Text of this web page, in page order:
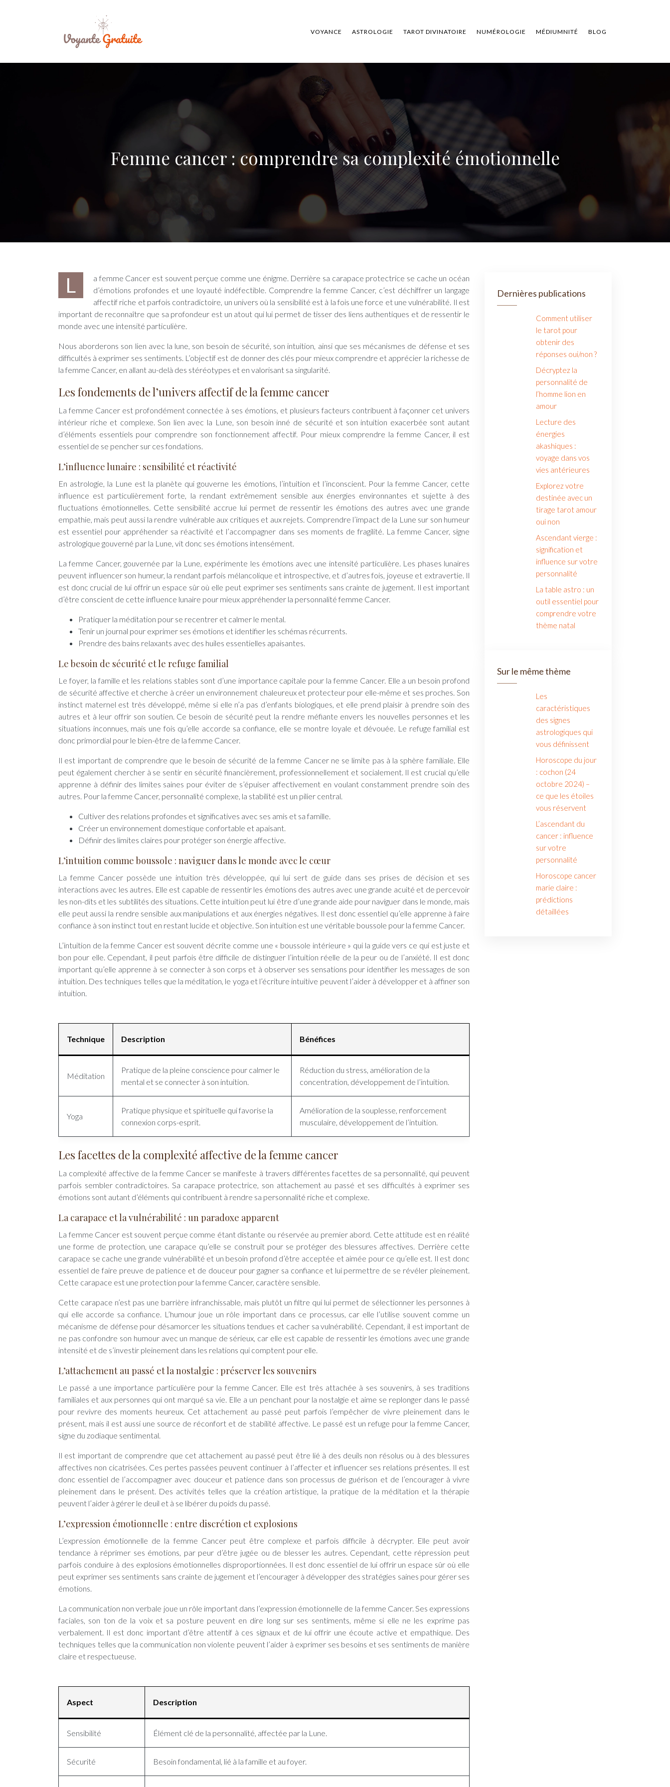
VOYANCE ASTROLOGIE TAROT DIVINATOIRE NUMÉROLOGIE MÉDIUMNITÉ BLOG
Femme cancer : comprendre sa complexité émotionnelle
La femme Cancer est souvent perçue comme une énigme. Derrière sa carapace protectrice se cache un océan
d’émotions profondes et une loyauté indéfectible. Comprendre la femme Cancer, c’est déchiffrer un langage
affectif riche et parfois contradictoire, un univers où la sensibilité est à la fois une force et une vulnérabilité. Il est
important de reconnaître que sa profondeur est un atout qui lui permet de tisser des liens authentiques et de ressentir le
monde avec une intensité particulière.
Nous aborderons son lien avec la lune, son besoin de sécurité, son intuition, ainsi que ses mécanismes de défense et ses
difficultés à exprimer ses sentiments. L’objectif est de donner des clés pour mieux comprendre et apprécier la richesse de
la femme Cancer, en allant au-delà des stéréotypes et en valorisant sa singularité.
Les fondements de l’univers affectif de la femme cancer
La femme Cancer est profondément connectée à ses émotions, et plusieurs facteurs contribuent à façonner cet univers
intérieur riche et complexe. Son lien avec la Lune, son besoin inné de sécurité et son intuition exacerbée sont autant
d’éléments essentiels pour comprendre son fonctionnement affectif. Pour mieux comprendre la femme Cancer, il est
essentiel de se pencher sur ces fondations.
L’influence lunaire : sensibilité et réactivité
En astrologie, la Lune est la planète qui gouverne les émotions, l’intuition et l’inconscient. Pour la femme Cancer, cette
influence est particulièrement forte, la rendant extrêmement sensible aux énergies environnantes et sujette à des
fluctuations émotionnelles. Cette sensibilité accrue lui permet de ressentir les émotions des autres avec une grande
empathie, mais peut aussi la rendre vulnérable aux critiques et aux rejets. Comprendre l’impact de la Lune sur son humeur
est essentiel pour appréhender sa réactivité et l’accompagner dans ses moments de fragilité. La femme Cancer, signe
astrologique gouverné par la Lune, vit donc ses émotions intensément.
La femme Cancer, gouvernée par la Lune, expérimente les émotions avec une intensité particulière. Les phases lunaires
peuvent influencer son humeur, la rendant parfois mélancolique et introspective, et d’autres fois, joyeuse et extravertie. Il
est donc crucial de lui offrir un espace sûr où elle peut exprimer ses sentiments sans crainte de jugement. Il est important
d’être conscient de cette influence lunaire pour mieux appréhender la personnalité femme Cancer.
Pratiquer la méditation pour se recentrer et calmer le mental.
Tenir un journal pour exprimer ses émotions et identifier les schémas récurrents.
Prendre des bains relaxants avec des huiles essentielles apaisantes.
Le besoin de sécurité et le refuge familial
Le foyer, la famille et les relations stables sont d’une importance capitale pour la femme Cancer. Elle a un besoin profond
de sécurité affective et cherche à créer un environnement chaleureux et protecteur pour elle-même et ses proches. Son
instinct maternel est très développé, même si elle n’a pas d’enfants biologiques, et elle prend plaisir à prendre soin des
autres et à leur offrir son soutien. Ce besoin de sécurité peut la rendre méfiante envers les nouvelles personnes et les
situations inconnues, mais une fois qu’elle accorde sa confiance, elle se montre loyale et dévouée. Le refuge familial est
donc primordial pour le bien-être de la femme Cancer.
Il est important de comprendre que le besoin de sécurité de la femme Cancer ne se limite pas à la sphère familiale. Elle
peut également chercher à se sentir en sécurité financièrement, professionnellement et socialement. Il est crucial qu’elle
apprenne à définir des limites saines pour éviter de s’épuiser affectivement en voulant constamment prendre soin des
autres. Pour la femme Cancer, personnalité complexe, la stabilité est un pilier central.
Cultiver des relations profondes et significatives avec ses amis et sa famille.
Créer un environnement domestique confortable et apaisant.
Définir des limites claires pour protéger son énergie affective.
L’intuition comme boussole : naviguer dans le monde avec le cœur
La femme Cancer possède une intuition très développée, qui lui sert de guide dans ses prises de décision et ses
interactions avec les autres. Elle est capable de ressentir les émotions des autres avec une grande acuité et de percevoir
les non-dits et les subtilités des situations. Cette intuition peut lui être d’une grande aide pour naviguer dans le monde, mais
elle peut aussi la rendre sensible aux manipulations et aux énergies négatives. Il est donc essentiel qu’elle apprenne à faire
confiance à son instinct tout en restant lucide et objective. Son intuition est une véritable boussole pour la femme Cancer.
L’intuition de la femme Cancer est souvent décrite comme une « boussole intérieure » qui la guide vers ce qui est juste et
bon pour elle. Cependant, il peut parfois être difficile de distinguer l’intuition réelle de la peur ou de l’anxiété. Il est donc
important qu’elle apprenne à se connecter à son corps et à observer ses sensations pour identifier les messages de son
intuition. Des techniques telles que la méditation, le yoga et l’écriture intuitive peuvent l’aider à développer et à affiner son
intuition.
Technique Description Bénéfices
Méditation
Pratique de la pleine conscience pour calmer le
mental et se connecter à son intuition.
Réduction du stress, amélioration de la
concentration, développement de l’intuition.
Yoga
Pratique physique et spirituelle qui favorise la
connexion corps-esprit.
Amélioration de la souplesse, renforcement
musculaire, développement de l’intuition.
Les facettes de la complexité affective de la femme cancer
La complexité affective de la femme Cancer se manifeste à travers différentes facettes de sa personnalité, qui peuvent
parfois sembler contradictoires. Sa carapace protectrice, son attachement au passé et ses difficultés à exprimer ses
émotions sont autant d’éléments qui contribuent à rendre sa personnalité riche et complexe.
La carapace et la vulnérabilité : un paradoxe apparent
La femme Cancer est souvent perçue comme étant distante ou réservée au premier abord. Cette attitude est en réalité
une forme de protection, une carapace qu’elle se construit pour se protéger des blessures affectives. Derrière cette
carapace se cache une grande vulnérabilité et un besoin profond d’être acceptée et aimée pour ce qu’elle est. Il est donc
essentiel de faire preuve de patience et de douceur pour gagner sa confiance et lui permettre de se révéler pleinement.
Cette carapace est une protection pour la femme Cancer, caractère sensible.
Cette carapace n’est pas une barrière infranchissable, mais plutôt un filtre qui lui permet de sélectionner les personnes à
qui elle accorde sa confiance. L’humour joue un rôle important dans ce processus, car elle l’utilise souvent comme un
mécanisme de défense pour désamorcer les situations tendues et cacher sa vulnérabilité. Cependant, il est important de
ne pas confondre son humour avec un manque de sérieux, car elle est capable de ressentir les émotions avec une grande
intensité et de s’investir pleinement dans les relations qui comptent pour elle.
L’attachement au passé et la nostalgie : préserver les souvenirs
Le passé a une importance particulière pour la femme Cancer. Elle est très attachée à ses souvenirs, à ses traditions
familiales et aux personnes qui ont marqué sa vie. Elle a un penchant pour la nostalgie et aime se replonger dans le passé
pour revivre des moments heureux. Cet attachement au passé peut parfois l’empêcher de vivre pleinement dans le
présent, mais il est aussi une source de réconfort et de stabilité affective. Le passé est un refuge pour la femme Cancer,
signe du zodiaque sentimental.
Il est important de comprendre que cet attachement au passé peut être lié à des deuils non résolus ou à des blessures
affectives non cicatrisées. Ces pertes passées peuvent continuer à l’affecter et influencer ses relations présentes. Il est
donc essentiel de l’accompagner avec douceur et patience dans son processus de guérison et de l’encourager à vivre
pleinement dans le présent. Des activités telles que la création artistique, la pratique de la méditation et la thérapie
peuvent l’aider à gérer le deuil et à se libérer du poids du passé.
L’expression émotionnelle : entre discrétion et explosions
L’expression émotionnelle de la femme Cancer peut être complexe et parfois difficile à décrypter. Elle peut avoir
tendance à réprimer ses émotions, par peur d’être jugée ou de blesser les autres. Cependant, cette répression peut
parfois conduire à des explosions émotionnelles disproportionnées. Il est donc essentiel de lui offrir un espace sûr où elle
peut exprimer ses sentiments sans crainte de jugement et l’encourager à développer des stratégies saines pour gérer ses
émotions.
La communication non verbale joue un rôle important dans l’expression émotionnelle de la femme Cancer. Ses expressions
faciales, son ton de la voix et sa posture peuvent en dire long sur ses sentiments, même si elle ne les exprime pas
verbalement. Il est donc important d’être attentif à ces signaux et de lui offrir une écoute active et empathique. Des
techniques telles que la communication non violente peuvent l’aider à exprimer ses besoins et ses sentiments de manière
claire et respectueuse.
Aspect Description
Sensibilité Élément clé de la personnalité, affectée par la Lune.
Sécurité Besoin fondamental, lié à la famille et au foyer.
Dernières publications
Comment utiliser
le tarot pour
obtenir des
réponses oui/non ?
Décryptez la
personnalité de
l’homme lion en
amour
Lecture des
énergies
akashiques :
voyage dans vos
vies antérieures
Explorez votre
destinée avec un
tirage tarot amour
oui non
Ascendant vierge :
signification et
influence sur votre
personnalité
La table astro : un
outil essentiel pour
comprendre votre
thème natal
Sur le même thème
Les
caractéristiques
des signes
astrologiques qui
vous définissent
Horoscope du jour
: cochon (24
octobre 2024) –
ce que les étoiles
vous réservent
L’ascendant du
cancer : influence
sur votre
personnalité
Horoscope cancer
marie claire :
prédictions
détaillées